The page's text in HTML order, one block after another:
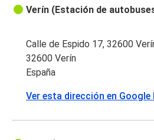
Verín (Estación de
Calle de Espido 17, 32600
32600 Verín
España
Ver esta dirección en Google